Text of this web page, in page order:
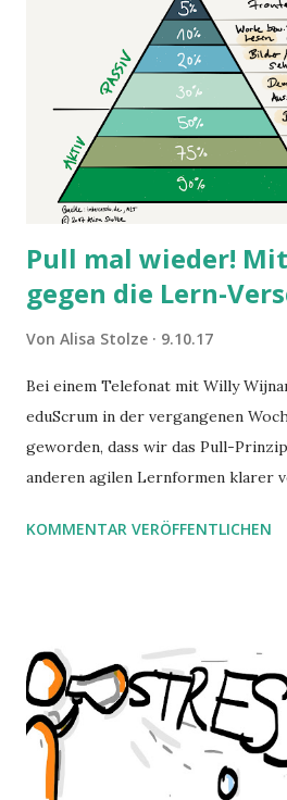
Pull mal wieder!
gegen die Lern-
Von Alisa Stolze 9.10.17
Bei einem Telefonat mit Willy
eduScrum in der vergangenen
geworden, dass wir das Pull-
anderen agilen Lernformen klarer
Schüler bekommen die
nur als kleine Stiefcousine
meinen Artikeln. Beim Pull-Prinzip
Wissen) nicht in ein System
bereitgestellt, damit es bearbeitet
Kapazitäten dafür frei sind. Ob
KOMMENTAR VERÖFFENTLICHEN